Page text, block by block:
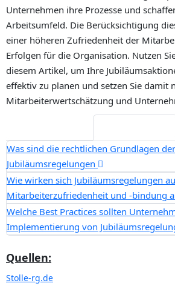
Unternehmen ihre Prozesse und
Arbeitsumfeld. Die Berücksichtigung
einer höheren Zufriedenheit der
Erfolgen für die Organisation. Nutzen
diesem Artikel, um Ihre
effektiv zu planen und setzen Sie damit
Mitarbeiterwertschätzung und
Was sind die rechtlichen Grundlagen der
Jubiläumsregelungen
Wie wirken sich Jubiläumsregelungen
Mitarbeiterzufriedenheit und -bindung
Welche Best Practices sollten
Implementierung von
Quellen:
Stolle-rg.de